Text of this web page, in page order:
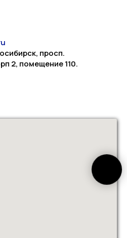
просп.
2, помещение 110.